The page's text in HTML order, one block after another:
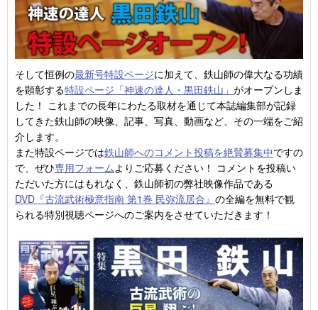
そして恒例の最新号特設ページに加えて、鉄山師の偉大なる功績
を顕彰する特設ページ「神速の達人・黒田鉄山」 がオープンしま
した！ これまでの長年にわたる取材を通じて本誌編集部が記録
してきた鉄山師の映像、記事、写真、動画など、その一端をご紹
介します。
また特設ページでは鉄山師へのコメント投稿を絶賛募集中ですの
で、ぜひ専用フォームよりご応募ください！ コメントを投稿い
ただいた方にはもれなく、鉄山師初の弊社映像作品である
DVD『古流武術極意指南 第1巻 民弥流居合』 の全編を無料で観
られる特別視聴ページへのご案内をさせていただきます！